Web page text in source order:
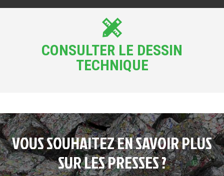
CONSULTER LE DESSIN
TECHNIQUE
VOUS SOUHAITEZ EN SAVOIR PLUS
SUR LES PRESSES ?